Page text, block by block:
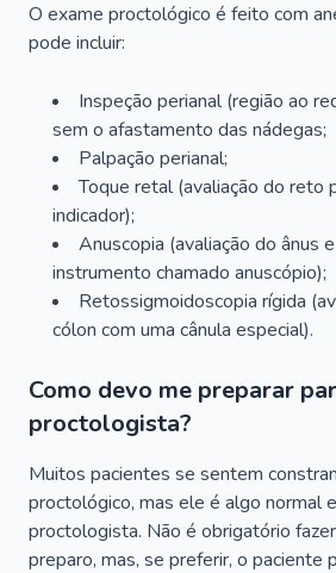
O exame proctológico é feito com
pode incluir:
Inspeção perianal (região ao
sem o afastamento das nádegas;
Palpação perianal;
Toque retal (avaliação do reto
indicador);
Anuscopia (avaliação do ânus
instrumento chamado anuscópio);
Retossigmoidoscopia rígida
cólon com uma cânula especial).
Como devo me preparar
proctologista?
Muitos pacientes se sentem
proctológico, mas ele é algo normal
proctologista. Não é obrigatório
preparo, mas, se preferir, o paciente